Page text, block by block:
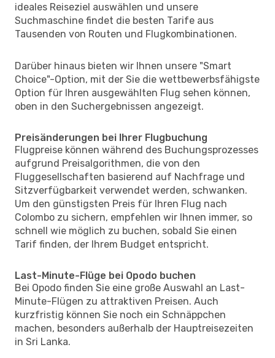
ideales Reiseziel auswählen und unsere
Suchmaschine findet die besten Tarife aus
Tausenden von Routen und Flugkombinationen.
Darüber hinaus bieten wir Ihnen unsere "Smart
Choice"-Option, mit der Sie die wettbewerbsfähigste
Option für Ihren ausgewählten Flug sehen können,
oben in den Suchergebnissen angezeigt.
Preisänderungen bei Ihrer Flugbuchung
Flugpreise können während des Buchungsprozesses
aufgrund Preisalgorithmen, die von den
Fluggesellschaften basierend auf Nachfrage und
Sitzverfügbarkeit verwendet werden, schwanken.
Um den günstigsten Preis für Ihren Flug nach
Colombo zu sichern, empfehlen wir Ihnen immer, so
schnell wie möglich zu buchen, sobald Sie einen
Tarif finden, der Ihrem Budget entspricht.
Last-Minute-Flüge bei Opodo buchen
Bei Opodo finden Sie eine große Auswahl an Last-
Minute-Flügen zu attraktiven Preisen. Auch
kurzfristig können Sie noch ein Schnäppchen
machen, besonders außerhalb der Hauptreisezeiten
in Sri Lanka.